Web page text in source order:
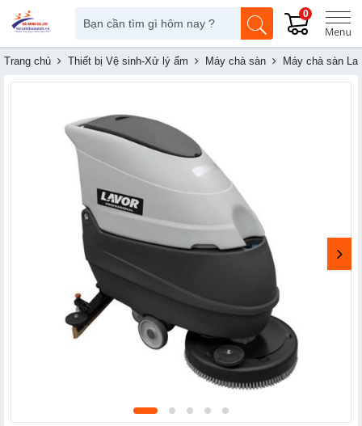
0
Trang chủ Thiết bị Vệ sinh-Xử lý ẩm Máy chà sàn Máy chà sàn